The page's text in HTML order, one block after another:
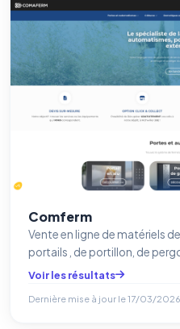
Comferm
Vente en ligne de matériels de clôtures alu et acier de
portails , de portillon, de
Voir les résultats
Dernière mise à jour le17/03/